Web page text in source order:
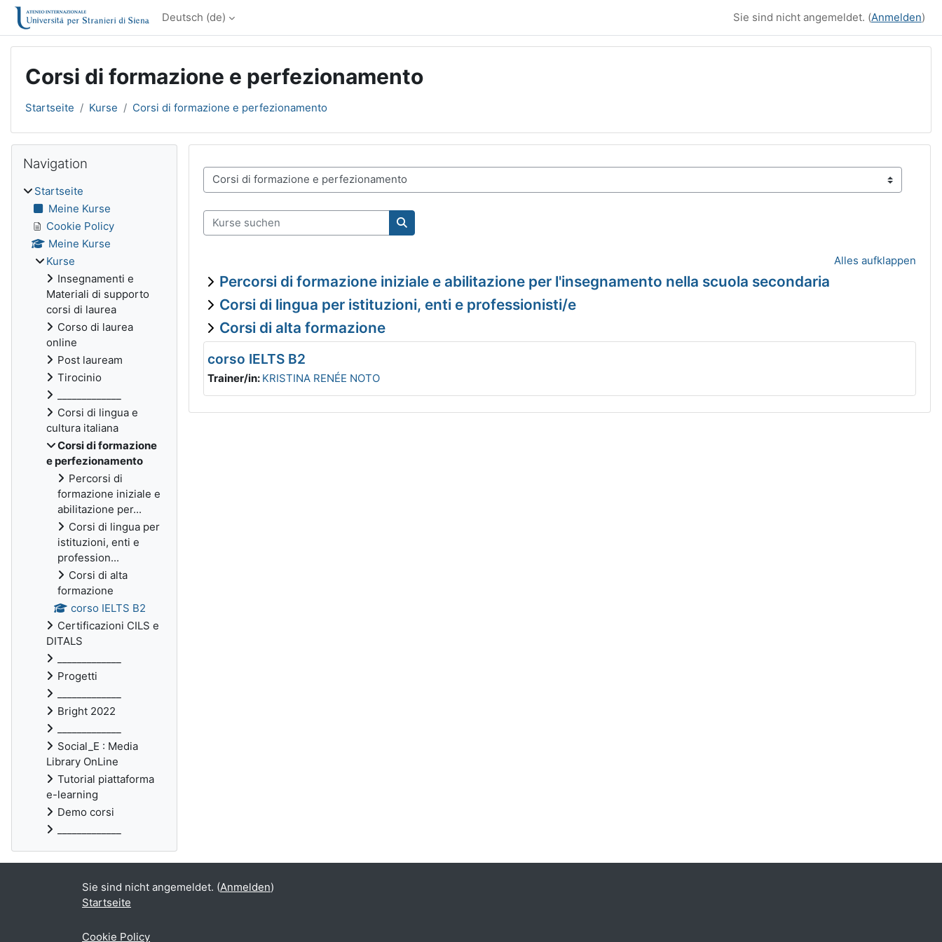
Zum Hauptinhalt
Deutsch ‎(de)‎ Sie sind nicht angemeldet. (Anmelden)
Corsi di formazione e perfezionamento
Startseite Kurse Corsi di formazione e perfezionamento
Kursbereiche
Kurse suchen
Kurse suchen
Alles aufklappen
Percorsi di formazione iniziale e abilitazione per l'insegnamento nella scuola secondaria
Corsi di lingua per istituzioni, enti e professionisti/e
Corsi di alta formazione
corso IELTS B2
Trainer/in: KRISTINA RENÉE NOTO
Blöcke
Navigation
Startseite
Meine Kurse
Cookie Policy
Meine Kurse
Kurse
Insegnamenti e
Materiali di supporto
corsi di laurea
Corso di laurea
online
Post lauream
Tirocinio
Corsi di lingua e
cultura italiana
Corsi di formazione
e perfezionamento
Percorsi di
formazione iniziale e
abilitazione per...
Corsi di lingua per
istituzioni, enti e
profession...
Corsi di alta
formazione
corso IELTS B2
Certificazioni CILS e
DITALS
Progetti
Bright 2022
Social_E : Media
Library OnLine
Tutorial piattaforma
e-learning
Demo corsi
Sie sind nicht angemeldet. (Anmelden)
Startseite
Cookie Policy